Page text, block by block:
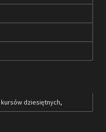
dziesiętnych,